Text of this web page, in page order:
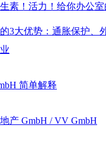
简单解释
产 GmbH / VV GmbH
素！活力！给你办公
3大优势：通胀保护、